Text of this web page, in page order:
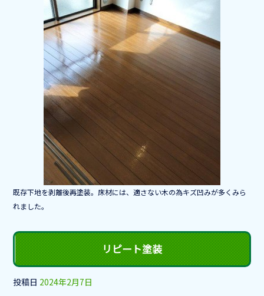
o
o
k
既存下地を剥離後再塗装。床材には、適さない木の為キズ凹みが多くみら
れました。
リピート塗装
投稿日 2024年2月7日